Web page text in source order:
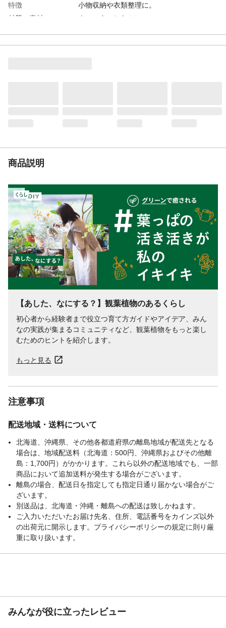
特徴
小物収納や衣類整理に。
材質・素材
ウォーターヒヤシンス
商品説明
【あした、なにする？】観葉植物のあるくらし
初心者から経験者まで役立つ育て方ガイドやアイデア、みん
なの実践が集まるコミュニティなど、観葉植物をもっと楽し
むためのヒントを紹介します。
もっと見る
注意事項
配送地域・送料について
北海道、沖縄県、その他各都道府県の離島地域が配送先となる
場合は、地域配送料（北海道：500円、沖縄県およびその他離
島：1,700円）がかかります。これら以外の配送地域でも、一部
商品において追加送料が発生する場合がございます。
離島の場合、配送日を指定しても指定日通り届かない場合がご
ざいます。
別送品は、北海道・沖縄・離島への配送は致しかねます。
ご入力いただいたお届け先名、住所、電話番号をカインズ以外
の出荷元に開示します。プライバシーポリシーの規定に則り厳
重に取り扱います。
みんなが役に立ったレビュー